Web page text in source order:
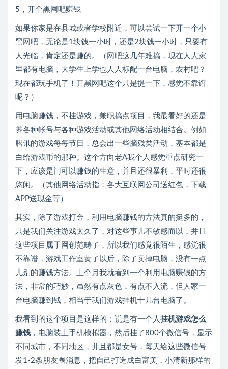
5，开个黑网吧赚钱
如果你家是在县城或者学校附近，可以尝试一下开一个小
黑网吧，无论是1块钱一小时，还是2块钱一小时，只要有
人光临，肯定还是赚的。（网吧这几年难搞，现在人人家
里都有电脑，大学生上学也人人标配一台电脑，农村吧？
现在都玩手机了！开黑网吧这个只是提一下，感觉不靠谱
呢？）
用电脑赚钱，不挂游戏，兼职搞点项目，我最看好的还是
养各种帐号与各种游戏活动或其他网络活动相结合。例如
腾讯的游戏每每节日，总会出一些脑残类活动，基本都是
白给游戏币的那种。这个方向老A我个人感觉重点研究一
下，应该是门可以赚钱的生意，并且还很暴利，平时还很
悠闲。（其他网络活动指：各大互联网公司送红包，下载
APP送现金等）
其实，除了游戏打金，利用电脑赚钱的方法真的挺多的，
只是我们关注游戏太久了，对这些事儿不敏感而以，并且
这些项目属于网创范畴了，所以我们感觉很陌生，感觉很
不靠谱，游戏工作室黄了以后，除了卖掉电脑，没有一点
儿别的赚钱方法。上个月我就看到一个利用电脑赚钱的方
法，非常的巧妙，虽然有点灰色，有点不入流，但人家一
台电脑赚到钱，相当于我们游戏挂机十几台电脑了。
我看到的这个项目是这样的：说是有一个人挂机游戏怎么
赚钱 ，电脑装上手机模拟器，然后挂了800个微信号，显示
不同城市，不同地区，并且都是女号，每天给这些微信号
发1-2条朋友圈消息，把自己打造成白富美，小清新那样的